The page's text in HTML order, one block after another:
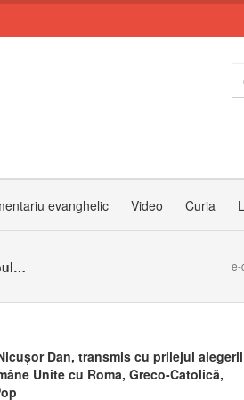
evanghelic Video Curia
Mesajul Președintelui României, Nicușor Dan, transmis cu prilejul alegerii noului Arhiepiscop Major al Bisericii Române Unite cu Roma, Greco-Catolică, Preafericirea Sa Claudiu-Lucian Pop e-
Dan, transmis cu prilejul
Unite cu Roma, Greco-Catolică,